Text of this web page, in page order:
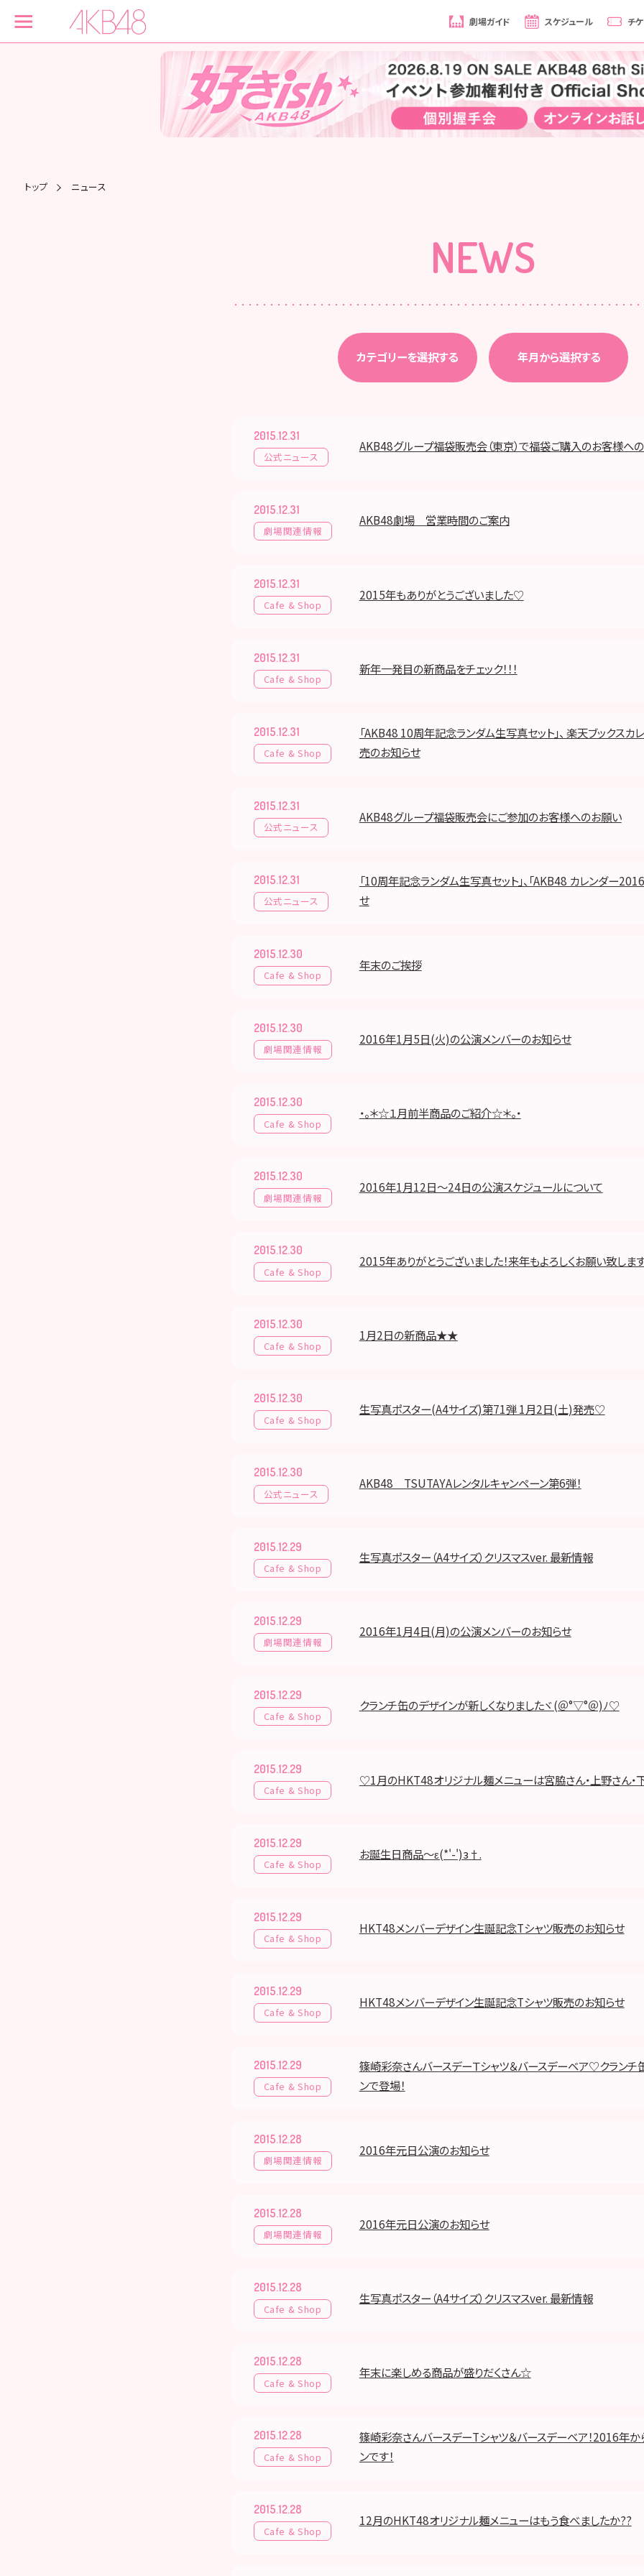
劇場ガイド スケジュール チ
トップ ニュース
NEWS
カテゴリーを選択する 年月から選択する
2015.12.31
公式ニュース
AKB48グループ福袋販売会（東京）で福袋ご購入のお客様へ
2015.12.31
劇場関連情報
AKB48劇場 営業時間のご案内
2015.12.31
Cafe & Shop
2015年もありがとうございました♡
2015.12.31
Cafe & Shop
新年一発目の新商品をチェック！！！
2015.12.31
Cafe & Shop
「AKB48 10周年記念ランダム生写真セット」、 楽天ブックスカ
売のお知らせ
2015.12.31
公式ニュース
AKB48グループ福袋販売会にご参加のお客様へのお願い
2015.12.31
公式ニュース
「10周年記念ランダム生写真セット」、「AKB48 カレンダー
せ
2015.12.30
Cafe & Shop
年末のご挨拶
2015.12.30
劇場関連情報
2016年1月5日(火)の公演メンバーのお知らせ
2015.12.30
Cafe & Shop
・。＊☆１月前半商品のご紹介☆＊。・
2015.12.30
劇場関連情報
2016年1月12日～24日の公演スケジュールについて
2015.12.30
Cafe & Shop
2015年ありがとうございました！来年もよろしくお願い致し
2015.12.30
Cafe & Shop
1月2日の新商品★★
2015.12.30
Cafe & Shop
生写真ポスター(A4サイズ)第71弾 1月2日(土)発売♡
2015.12.30
公式ニュース
AKB48 TSUTAYAレンタルキャンペーン第6弾！
2015.12.29
Cafe & Shop
生写真ポスター（A4サイズ）クリスマスver. 最新情報
2015.12.29
劇場関連情報
2016年1月4日(月)の公演メンバーのお知らせ
2015.12.29
Cafe & Shop
クランチ缶のデザインが新しくなりましたヾ(＠°▽°＠)ﾉ♡
2015.12.29
Cafe & Shop
♡1月のHKT48オリジナル麺メニューは宮脇さん・上野さん・
2015.12.29
Cafe & Shop
お誕生日商品～ε(*'-')з†.
2015.12.29
Cafe & Shop
HKT48メンバーデザイン生誕記念Tシャツ販売のお知らせ
2015.12.29
Cafe & Shop
HKT48メンバーデザイン生誕記念Tシャツ販売のお知らせ
2015.12.29
Cafe & Shop
篠崎彩奈さんバースデーＴシャツ＆バースデーベア♡クランチ
ンで登場！
2015.12.28
劇場関連情報
2016年元日公演のお知らせ
2015.12.28
劇場関連情報
2016年元日公演のお知らせ
2015.12.28
Cafe & Shop
生写真ポスター（A4サイズ）クリスマスver. 最新情報
2015.12.28
Cafe & Shop
年末に楽しめる商品が盛りだくさん☆
2015.12.28
Cafe & Shop
篠崎彩奈さんバースデーTシャツ＆バースデーベア！2016年か
ンです！
2015.12.28
Cafe & Shop
12月のHKT48オリジナル麺メニューはもう食べましたか??